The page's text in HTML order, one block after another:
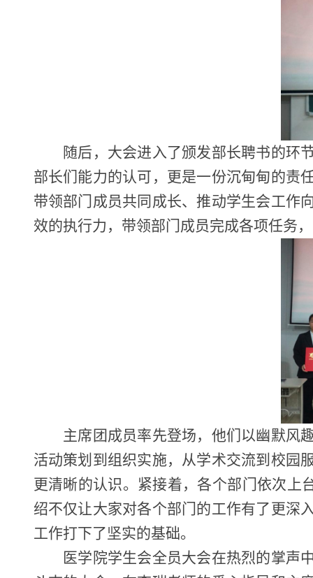
随后，大会进入了颁发部长聘书的环
部长们能力的认可，更是一份沉甸甸的责
带领部门成员共同成长、推动学生会工作
效的执行力，带领部门成员完成各项任务
主席团成员率先登场，他们以幽默风
活动策划到组织实施，从学术交流到校园
更清晰的认识。紧接着，各个部门依次上
绍不仅让大家对各个部门的工作有了更深
工作打下了坚实的基础。
医学院学生会全员大会在热烈的掌声